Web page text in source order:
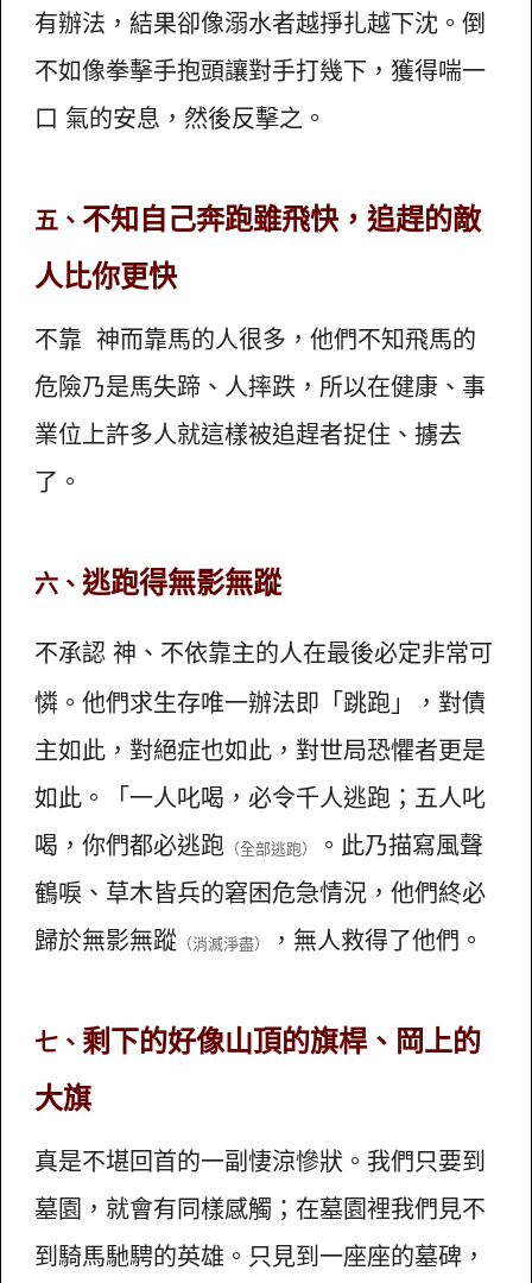
有辦法，結果卻像溺水者越掙扎越下沈。倒
不如像拳擊手抱頭讓對手打幾下，獲得喘一
口 氣的安息，然後反擊之。
五、 不知自己奔跑雖飛快，追趕的敵
人比你更快
不靠 神而靠馬的人很多，他們不知飛馬的
危險乃是馬失蹄、人摔跌，所以在健康、事
業位上許多人就這樣被追趕者捉住、擄去
了。
六、逃跑得無影無蹤
不承認 神、不依靠主的人在最後必定非常可
憐。他們求生存唯一辦法即「跳跑」，對債
主如此，對絕症也如此，對世局恐懼者更是
如此。「一人叱喝，必令千人逃跑；五人叱
喝，你們都必逃跑 （全部逃跑）
。此乃描寫風聲
鶴唳、草木皆兵的窘困危急情況，他們終必
歸於無影無蹤 （消滅淨盡） ，無人救得了他們。
七、 剩下的好像山頂的旗桿、岡上的
大旗
真是不堪回首的一副悽涼慘狀。我們只要到
墓園，就會有同樣感觸；在墓園裡我們見不
到騎馬馳騁的英雄。只見到一座座的墓碑，